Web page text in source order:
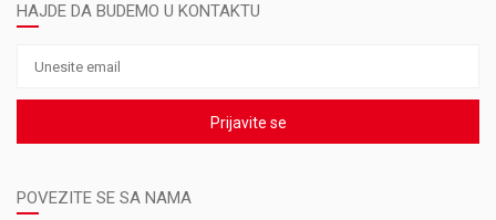
HAJDE DA BUDEMO U KONTAKTU
Prijavite se
POVEZITE SE SA NAMA